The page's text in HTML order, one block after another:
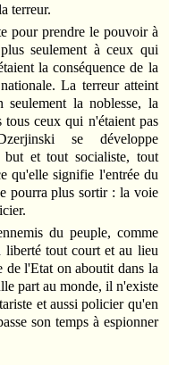
terreur.
pour prendre le pouvoir à
seulement à ceux qui
la conséquence de la
La terreur atteint
la noblesse, la
tous ceux qui n'étaient pas
se développe
but et tout socialiste, tout
qu'elle signifie l'entrée du
pourra plus sortir : la voie
du peuple, comme
liberté tout court et au lieu
de l'Etat on aboutit dans la
part au monde, il n'existe
et aussi policier qu'en
son temps à espionner